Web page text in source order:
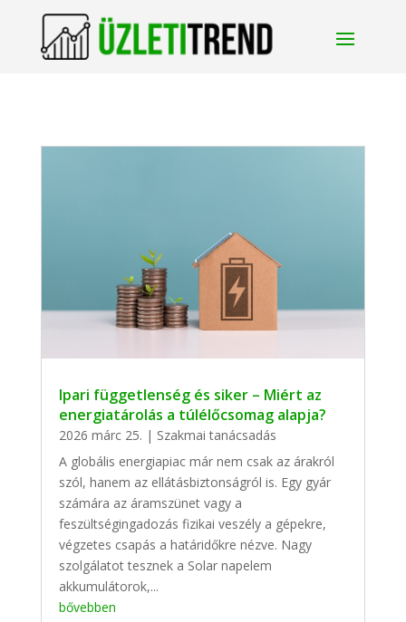
Ipari függetlenség és siker – Miért az
energiatárolás a túlélőcsomag alapja?
2026 márc 25. | Szakmai tanácsadás
A globális energiapiac már nem csak az árakról
szól, hanem az ellátásbiztonságról is. Egy gyár
számára az áramszünet vagy a
feszültségingadozás fizikai veszély a gépekre,
végzetes csapás a határidőkre nézve. Nagy
szolgálatot tesznek a Solar napelem
akkumulátorok,...
bővebben